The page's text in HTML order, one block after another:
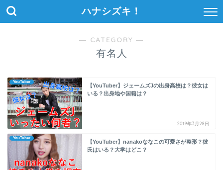
ハナシズキ！
― CATEGORY ―
有名人
YouTuber
【YouTuber】ジェームズJの出身高校は？彼女は
いる？出身地や国籍は？
2019年3月28日
YouTuber
【YouTuber】nanakoななこの可愛さが整形？彼
氏はいる？大学はどこ？